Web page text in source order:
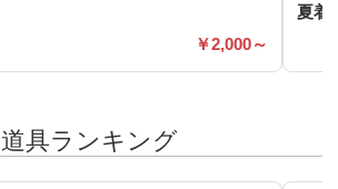
2,000～
夏着
道具ランキング